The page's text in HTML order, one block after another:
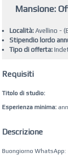
Mansione:
Località:Avellino -
Stipendio lordo
Tipo di offerta:
Requisiti
Titolo di studio:
Esperienza minima:
Descrizione
Buongiorno